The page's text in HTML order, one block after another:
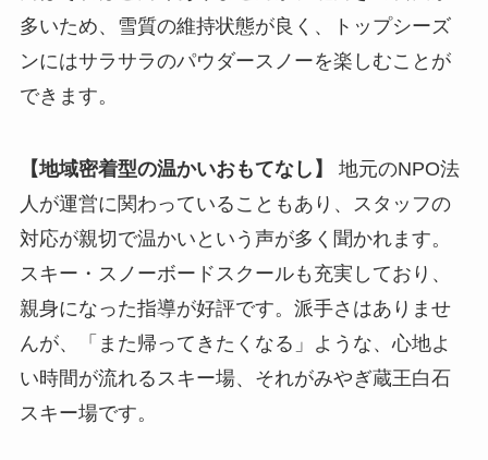
多いため、雪質の維持状態が良く、トップシーズ
ンにはサラサラのパウダースノーを楽しむことが
できます。
【地域密着型の温かいおもてなし】
地元のNPO法
人が運営に関わっていることもあり、スタッフの
対応が親切で温かいという声が多く聞かれます。
スキー・スノーボードスクールも充実しており、
親身になった指導が好評です。派手さはありませ
んが、「また帰ってきたくなる」ような、心地よ
い時間が流れるスキー場、それがみやぎ蔵王白石
スキー場です。